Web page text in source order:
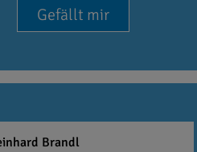
Gefällt mir
Brandl